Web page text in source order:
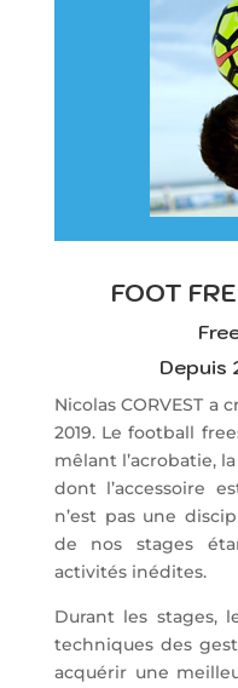
FOOT
Depuis
Nicolas CORVEST a
2019. Le football
mêlant l’acrobatie,
dont l’accessoire
n’est pas une
de nos stages
activités inédites.
Durant les stages,
techniques des
acquérir une